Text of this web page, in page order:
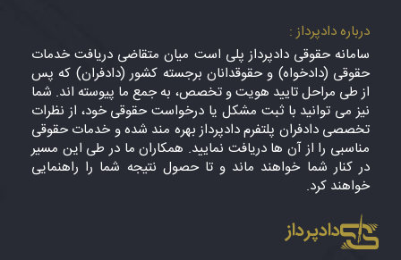
درباره دادپرداز :
سامانه حقوقی دادپرداز پلی است میان متقاضی دریافت خدمات
حقوقی (دادخواه) و حقوقدانان برجسته کشور (دادفران) که پس
از طی مراحل تایید هویت و تخصص، به جمع ما پیوسته اند. شما
نیز می توانید با ثبت مشکل یا درخواست حقوقی خود، از نظرات
تخصصی دادفران پلتفرم دادپرداز بهره مند شده و خدمات حقوقی
مناسبی را از آن ها دریافت نمایید. همکاران ما در طی این مسیر
در کنار شما خواهند ماند و تا حصول نتیجه شما را راهنمایی
خواهند کرد.
دادپرداز